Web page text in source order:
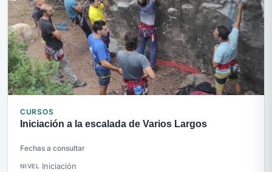
CURSOS
Iniciación a la escalada de Varios Largos
Fechas a consultar
NIVEL Iniciación